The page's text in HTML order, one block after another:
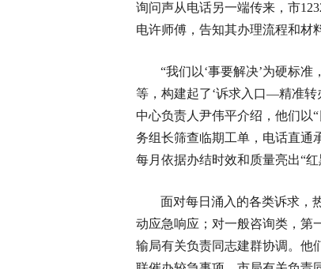
询问声从电话另一端传来，市
电许师傅，告知其办理流程和材
“我们以‘事要解决’为硬标
等，构建起了‘诉求入口—精准转
中心负责人尹伟平介绍，他们以
务组长筛查临期工单，电话直通
每月依据办结时效和质量亮出“
面对每日涌入的各类诉求
动应急响应；对一般咨询类，第
输局有关负责同志建群协调。他